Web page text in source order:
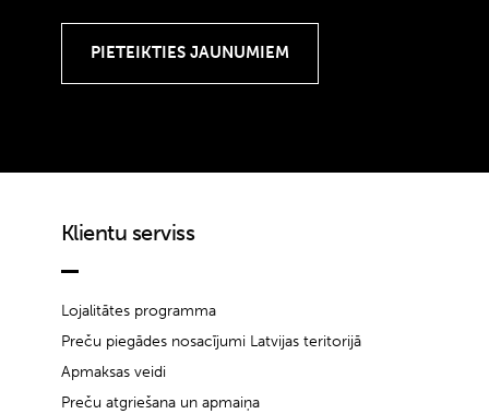
Klientu serviss
Lojalitātes programma
Preču piegādes nosacījumi Latvijas teritorijā
Apmaksas veidi
Preču atgriešana un apmaiņa